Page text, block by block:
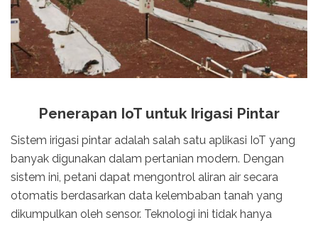
Penerapan IoT untuk Irigasi Pintar
Sistem irigasi pintar adalah salah satu aplikasi IoT yang
banyak digunakan dalam pertanian modern. Dengan
sistem ini, petani dapat mengontrol aliran air secara
otomatis berdasarkan data kelembaban tanah yang
dikumpulkan oleh sensor. Teknologi ini tidak hanya